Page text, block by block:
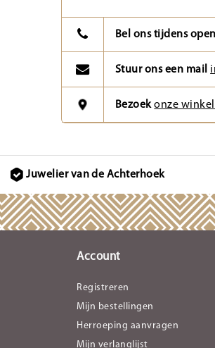
Bel ons tijdens
Stuur ons een mail
Bezoekonze
Juwelier van de Achterhoek
Account
Registreren
Mijn bestellingen
Herroeping aanvragen
Mijn verlanglijst